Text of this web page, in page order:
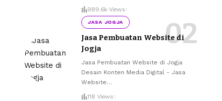
989.6k Views
JASA JOGJA
Jasa Pembuatan Website di
Jogja
Jasa Pembuatan Website di Jogja
Desain Konten Media Digital - Jasa
Website…
118 Views